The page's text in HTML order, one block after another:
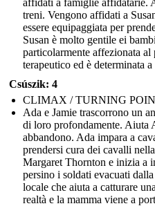
treni. Vengono affidati a
essere equipaggiata per
Susan è molto gentile ei
particolarmente affezionata
terapeutico ed è determinata
Csúszik: 4
CLIMAX / TURNING
Ada e Jamie trascorrono un
di loro profondamente. Aiuta
abbandono. Ada impara a
prendersi cura dei cavalli
Margaret Thornton e inizia a
persino i soldati evacuati
locale che aiuta a catturare
realtà e la mamma viene a